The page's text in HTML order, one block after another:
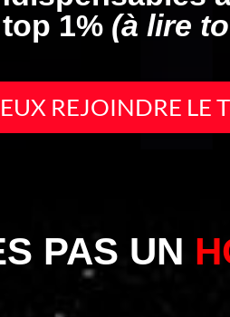
1%(à lire
REJOINDRE LE
PAS UN